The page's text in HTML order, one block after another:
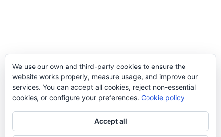
We use our own and third-party cookies to ensure the
website works properly, measure usage, and improve our
services. You can accept all cookies, reject non-essential
cookies, or configure your preferences. Cookie policy
Accept all